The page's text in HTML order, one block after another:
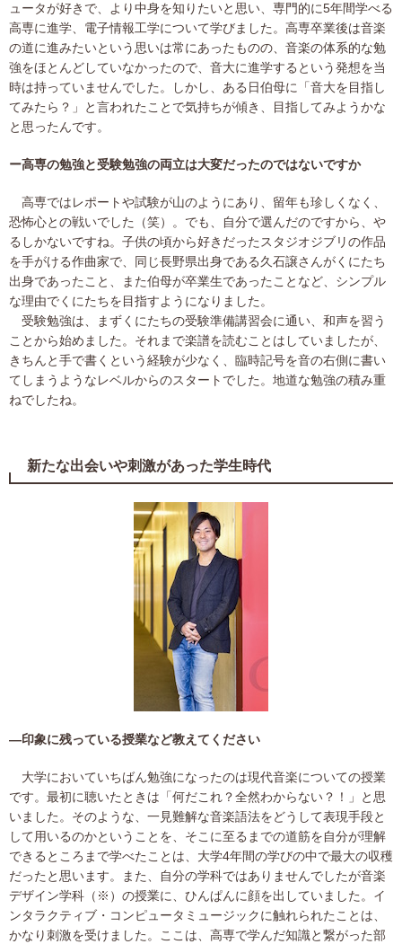
ュータが好きで、より中身を知りたいと思い、専門的に5年間学べる
高専に進学、電子情報工学について学びました。高専卒業後は音楽
の道に進みたいという思いは常にあったものの、音楽の体系的な勉
強をほとんどしていなかったので、音大に進学するという発想を当
時は持っていませんでした。しかし、ある日伯母に「音大を目指し
てみたら？」と言われたことで気持ちが傾き、目指してみようかな
と思ったんです。
ー高専の勉強と受験勉強の両立は大変だったのではないですか
高専ではレポートや試験が山のようにあり、留年も珍しくなく、
恐怖心との戦いでした（笑）。でも、自分で選んだのですから、や
るしかないですね。子供の頃から好きだったスタジオジブリの作品
を手がける作曲家で、同じ長野県出身である久石譲さんがくにたち
出身であったこと、また伯母が卒業生であったことなど、シンプル
な理由でくにたちを目指すようになりました。
受験勉強は、まずくにたちの受験準備講習会に通い、和声を習う
ことから始めました。それまで楽譜を読むことはしていましたが、
きちんと手で書くという経験が少なく、臨時記号を音の右側に書い
てしまうようなレベルからのスタートでした。地道な勉強の積み重
ねでしたね。
新たな出会いや刺激があった学生時代
―印象に残っている授業など教えてください
大学においていちばん勉強になったのは現代音楽についての授業
です。最初に聴いたときは「何だこれ？全然わからない？！」と思
いました。そのような、一見難解な音楽語法をどうして表現手段と
して用いるのかということを、そこに至るまでの道筋を自分が理解
できるところまで学べたことは、大学4年間の学びの中で最大の収穫
だったと思います。また、自分の学科ではありませんでしたが音楽
デザイン学科（※）の授業に、ひんぱんに顔を出していました。イ
ンタラクティブ・コンピュータミュージックに触れられたことは、
かなり刺激を受けました。ここは、高専で学んだ知識と繋がった部